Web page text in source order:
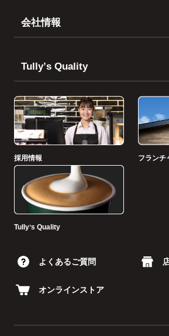
会社情報
Tullyʼs Quality
採用情報 フランチ
Tullyʼs Quality
よくあるご質問
オンラインストア